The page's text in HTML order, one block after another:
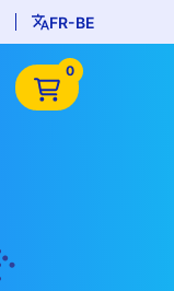
FR-BE
0